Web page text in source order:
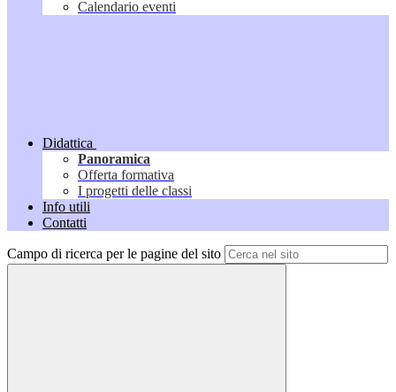
Calendario eventi
Didattica
Panoramica
Offerta formativa
I progetti delle classi
Info utili
Contatti
Campo di ricerca per le pagine del sito